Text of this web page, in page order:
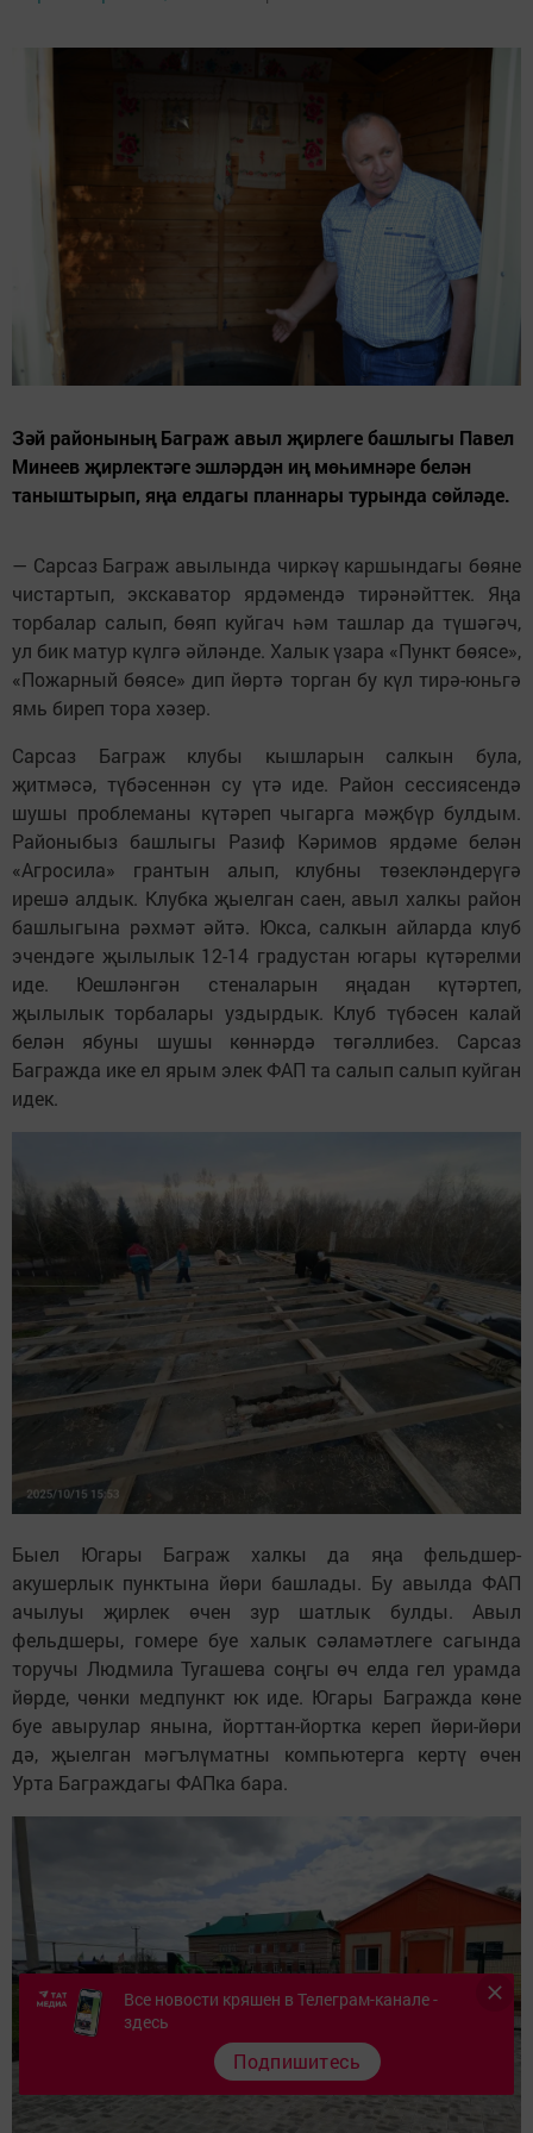
Зәй районының Баграж авыл җирлеге башлыгы Павел
Минеев җирлектәге эшләрдән иң мөһимнәре белән
таныштырып, яңа елдагы планнары турында сөйләде.
— Сарсаз Баграж авылында чиркәү каршындагы бөяне
чистартып, экскаватор ярдәмендә тирәнәйттек. Яңа
торбалар салып, бөяп куйгач һәм ташлар да түшәгәч,
ул бик матур күлгә әйләнде. Халык үзара «Пункт бөясе»,
«Пожарный бөясе» дип йөртә торган бу күл тирә-юньгә
ямь биреп тора хәзер.
Сарсаз Баграж клубы кышларын салкын була,
җитмәсә, түбәсеннән су үтә иде. Район сессиясендә
шушы проблеманы күтәреп чыгарга мәҗбүр булдым.
Районыбыз башлыгы Разиф Кәримов ярдәме белән
«Агросила» грантын алып, клубны төзекләндерүгә
ирешә алдык. Клубка җыелган саен, авыл халкы район
башлыгына рәхмәт әйтә. Юкса, салкын айларда клуб
эчендәге җылылык 12-14 градустан югары күтәрелми
иде. Юешләнгән стеналарын яңадан күтәртеп,
җылылык торбалары уздырдык. Клуб түбәсен калай
белән ябуны шушы көннәрдә төгәллибез. Сарсаз
Багражда ике ел ярым элек ФАП та салып салып куйган
идек.
Быел Югары Баграж халкы да яңа фельдшер-
акушерлык пунктына йөри башлады. Бу авылда ФАП
ачылуы җирлек өчен зур шатлык булды. Авыл
фельдшеры, гомере буе халык сәламәтлеге сагында
торучы Людмила Тугашева соңгы өч елда гел урамда
йөрде, чөнки медпункт юк иде. Югары Багражда көне
буе авырулар янына, йорттан-йортка кереп йөри-йөри
дә, җыелган мәгълүматны компьютерга кертү өчен
Урта Баграждагы ФАПка бара.
Все новости кряшен в Телеграм-канале -
здесь
Подпишитесь